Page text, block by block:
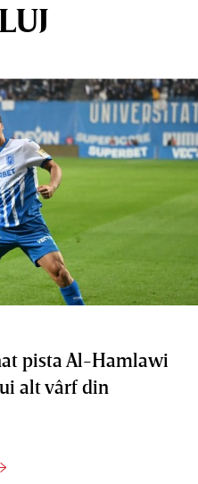
pista Al-Hamlawi
alt vârf din